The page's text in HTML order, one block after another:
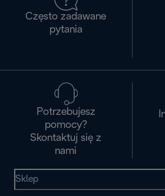
Często zadawane
pytania
Potrzebujesz
pomocy?
Skontaktuj się z
nami
Sklep